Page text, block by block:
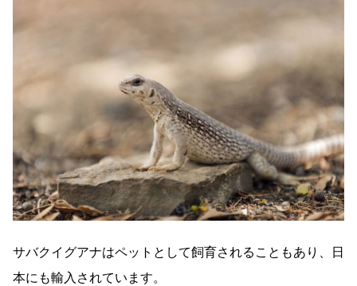
サバクイグアナはペットとして飼育されることもあり、日
本にも輸入されています。